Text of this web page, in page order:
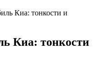
Киа: тонкости и
Киа: тонкости